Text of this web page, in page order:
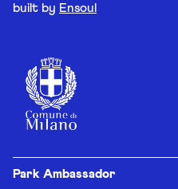
built by Ensoul
Park Ambassador